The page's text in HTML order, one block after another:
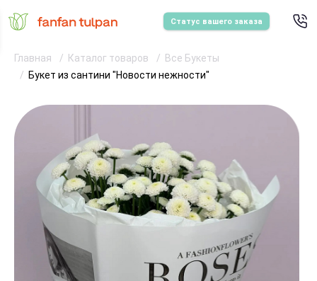
Статус вашего заказа
Главная Каталог товаров
Все Букеты
Букет из сантини "Новости нежности"